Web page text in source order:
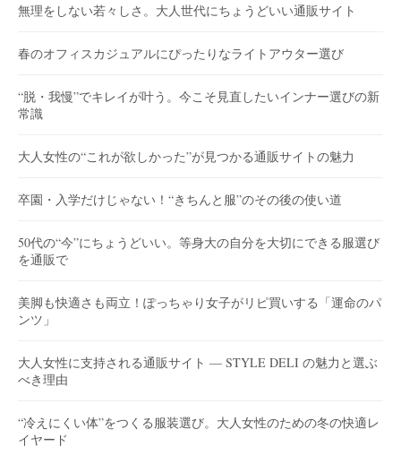
無理をしない若々しさ。大人世代にちょうどいい通販サイト
春のオフィスカジュアルにぴったりなライトアウター選び
“脱・我慢”でキレイが叶う。今こそ見直したいインナー選びの新
常識
大人女性の“これが欲しかった”が見つかる通販サイトの魅力
卒園・入学だけじゃない！“きちんと服”のその後の使い道
50代の“今”にちょうどいい。等身大の自分を大切にできる服選び
を通販で
美脚も快適さも両立！ぽっちゃり女子がリピ買いする「運命のパ
ンツ」
大人女性に支持される通販サイト — STYLE DELI の魅力と選ぶ
べき理由
“冷えにくい体”をつくる服装選び。大人女性のための冬の快適レ
イヤード